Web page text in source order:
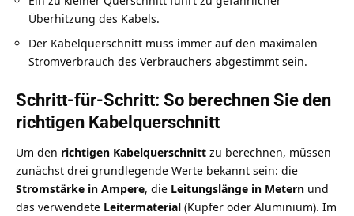
Überhitzung des Kabels.
Der Kabelquerschnitt muss immer auf den maximalen
Stromverbrauch des Verbrauchers abgestimmt sein.
Schritt-für-Schritt: So berechnen Sie den
richtigen Kabelquerschnitt
Um den richtigen Kabelquerschnitt zu berechnen, müssen
zunächst drei grundlegende Werte bekannt sein: die
Stromstärke in Ampere, die Leitungslänge in Metern und
das verwendete Leitermaterial (Kupfer oder Aluminium). Im